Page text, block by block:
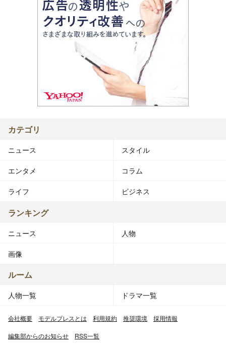
カテゴリ
ニュース スタイル
エンタメ コラム
ライフ ビジネス
ランキング
ニュース 人物
画像
ルーム
人物一覧 ドラマ一覧
会社概要 モデルプレスとは 利用規約 推奨環境 採用情報
編集部からのお知らせ RSS一覧